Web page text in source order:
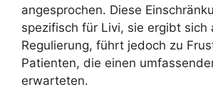
angesprochen. Diese
spezifisch für Livi, sie ergibt sich
Regulierung, führt jedoch zu
Patienten, die einen
erwarteten.